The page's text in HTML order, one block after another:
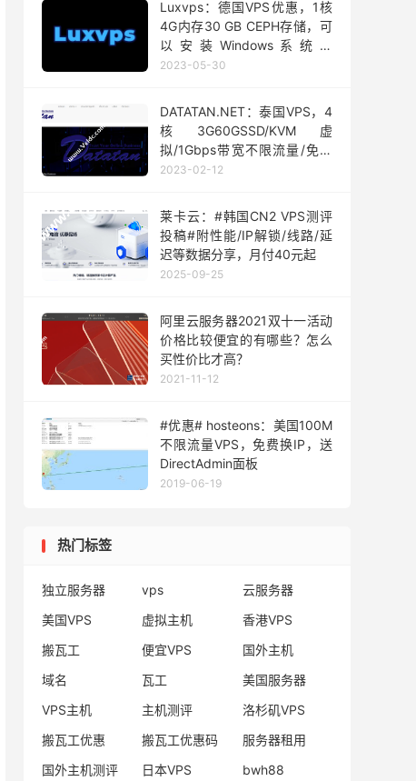
Luxvps：德国VPS优惠，1核
4G内存30 GB CEPH存储，可
以安装Windows系统，
1Gbps@1TB，免费800 Gbps
2023-05-30
DATATAN.​​NET：泰国VPS，4
核3G60GSSD/KVM虚
拟/1Gbps带宽不限流量/免费
DirectAdmin控制面板，月付
2023-02-12
莱卡云：#韩国CN2 VPS测评
投稿#附性能/IP解锁/线路/延
迟等数据分享，月付40元起
2025-09-25
阿里云服务器2021双十一活动
价格比较便宜的有哪些？怎么
买性价比才高？
2021-11-12
#优惠# hosteons：美国100M
不限流量VPS，免费换IP，送
DirectAdmin面板
2019-06-19
热门标签
独立服务器 vps
云服务器
美国VPS
虚拟主机
香港VPS
搬瓦工
便宜VPS
国外主机
域名
瓦工
美国服务器
VPS主机
主机测评
洛杉矶VPS
搬瓦工优惠
搬瓦工优惠码
服务器租用
国外主机测评
日本VPS
bwh88